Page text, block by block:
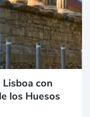
con
los Huesos